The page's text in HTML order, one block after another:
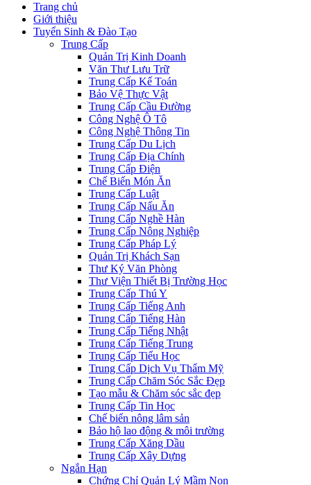
Trang chủ
Giới thiệu
Tuyển Sinh & Đào Tạo
Trung Cấp
Quản Trị Kinh Doanh
Văn Thư Lưu Trữ
Trung Cấp Kế Toán
Bảo Vệ Thực Vật
Trung Cấp Cầu Đường
Công Nghệ Ô Tô
Công Nghệ Thông Tin
Trung Cấp Du Lịch
Trung Cấp Địa Chính
Trung Cấp Điện
Chế Biến Món Ăn
Trung Cấp Luật
Trung Cấp Nấu Ăn
Trung Cấp Nghề Hàn
Trung Cấp Nông Nghiệp
Trung Cấp Pháp Lý
Quản Trị Khách Sạn
Thư Ký Văn Phòng
Thư Viện Thiết Bị Trường Học
Trung Cấp Thú Y
Trung Cấp Tiếng Anh
Trung Cấp Tiếng Hàn
Trung Cấp Tiếng Nhật
Trung Cấp Tiếng Trung
Trung Cấp Tiểu Học
Trung Cấp Dịch Vụ Thẩm Mỹ
Trung Cấp Chăm Sóc Sắc Đẹp
Tạo mẫu & Chăm sóc sắc đẹp
Trung Cấp Tin Học
Chế biến nông lâm sản
Bảo hộ lao động & môi trường
Trung Cấp Xăng Dầu
Trung Cấp Xây Dựng
Ngắn Hạn
Chứng Chỉ Quản Lý Mầm Non